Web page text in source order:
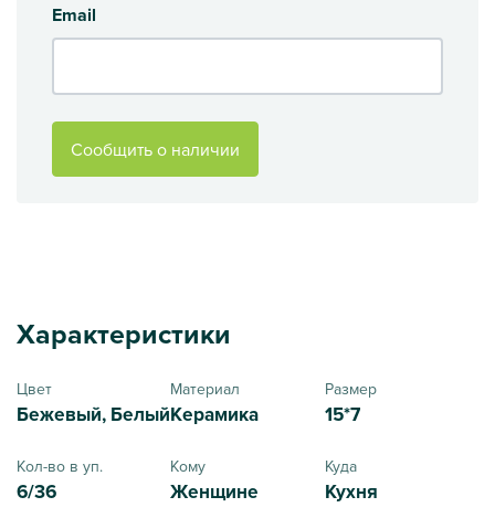
Email
Сообщить о наличии
Характеристики
Цвет
Бежевый, Белый
Материал
Керамика
Размер
15*7
Кол-во в уп.
6/36
Кому
Женщине
Куда
Кухня